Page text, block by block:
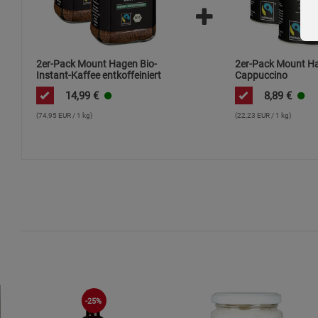
2er-Pack Mount Hagen Bio-
Instant-Kaffee entkoffeiniert
14,99 €
(74,95 EUR / 1 kg)
2er-Pack Mount
Cappuccino
8,89 €
(22,23 EUR / 1 kg)
-25%